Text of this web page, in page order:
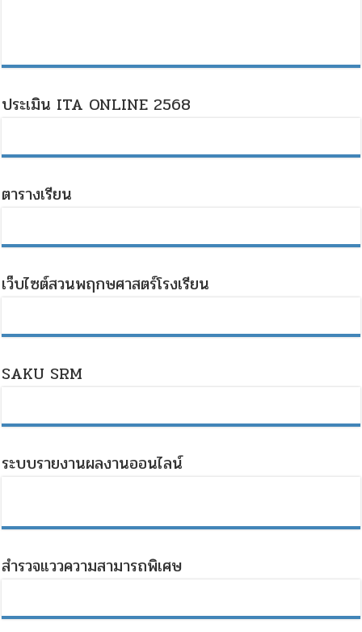
ประเมิน ITA ONLINE 2568
ตารางเรียน
เว็บไซต์สวนพฤกษศาสตร์โรงเรียน
SAKU SRM
ระบบรายงานผลงานออนไลน์
สำรวจแววความสามารถพิเศษ